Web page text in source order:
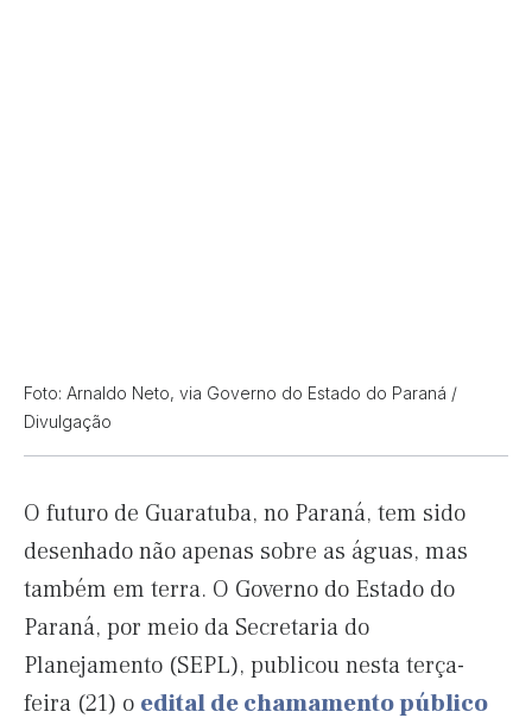
Foto: Arnaldo Neto, via Governo do Estado do Paraná /
Divulgação
O futuro de Guaratuba, no Paraná, tem sido
desenhado não apenas sobre as águas, mas
também em terra. O Governo do Estado do
Paraná, por meio da Secretaria do
Planejamento (SEPL), publicou nesta terça-
feira (21) o edital de chamamento público